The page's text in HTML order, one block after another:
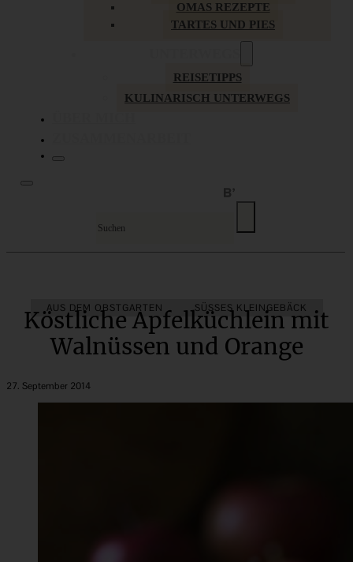
OMAS REZEPTE
TARTES UND PIES
REISETIPPS
KULINARISCH UNTERWEGS
AUS DEM OBSTGARTEN SÜSSES KLEINGEBÄCK
Köstliche Apfelküchlein mit
Walnüssen und Orange
27. September 2014